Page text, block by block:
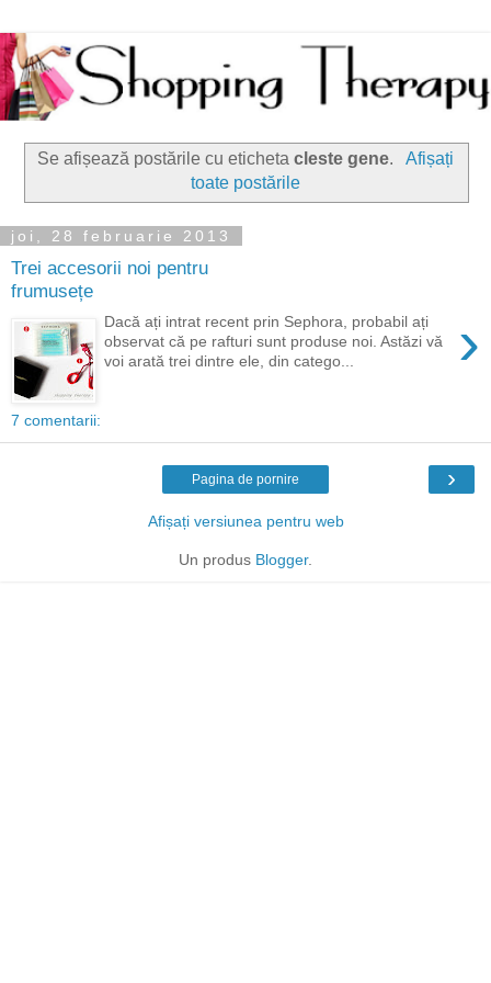
Se afișează postările cu etichetacleste gene.
Afișați
toate postările
joi, 28 februarie 2013
Trei accesorii noi pentru
frumusețe
›
Dacă ați intrat recent prin Sephora, probabil ați
observat că pe rafturi sunt produse noi. Astăzi vă
voi arată trei dintre ele, din catego...
7 comentarii:
›
Pagina de pornire
Afișați versiunea pentru web
Un produs Blogger.